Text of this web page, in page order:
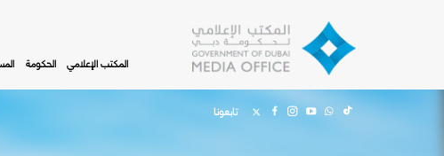
المكتب الإعلامي الحكومة
تابعونا